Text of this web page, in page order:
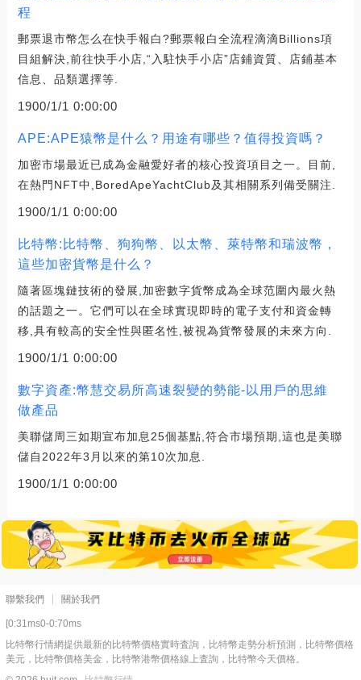
程
郵票退市幣怎么在快手報白?郵票報白全流程滴滴Billions項
目組解決,前往快手小店,“入駐快手小店”店鋪資質、店鋪基本
信息、品類選擇等.
1900/1/1 0:00:00
APE:APE猿幣是什么？用途有哪些？值得投資嗎？
加密市場最近已成為金融愛好者的核心投資項目之一。目前,
在熱門NFT中,BoredApeYachtClub及其相關系列備受關注.
1900/1/1 0:00:00
比特幣:比特幣、狗狗幣、以太幣、萊特幣和瑞波幣，
這些加密貨幣是什么？
隨著區塊鏈技術的發展,加密數字貨幣成為全球范圍內最火熱
的話題之一。它們可以在全球實現即時的電子支付和資金轉
移,具有較高的安全性與匿名性,被視為貨幣發展的未來方向.
1900/1/1 0:00:00
數字資產:幣慧交易所高速裂變的勢能-以用戶的思維
做產品
美聯儲周三如期宣布加息25個基點,符合市場預期,這也是美聯
儲自2022年3月以來的第10次加息.
1900/1/1 0:00:00
聯繫我們 關於我們
[0:31ms0-0:70ms
比特幣行情網提供最新的比特幣價格實時査詢，比特幣走勢分析預測，比特幣價格
美元，比特幣價格美金，比特幣港幣價格線上査詢，比特幣今天價格。